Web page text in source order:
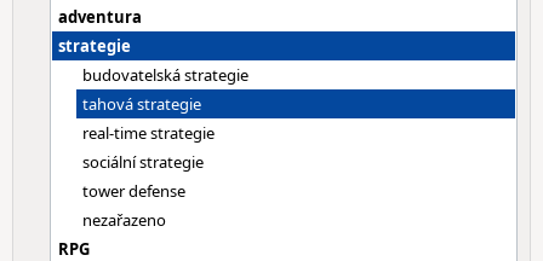
adventura
strategie
budovatelská strategie
tahová strategie
real-time strategie
sociální strategie
tower defense
nezařazeno
RPG